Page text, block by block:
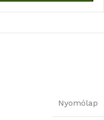
Nyomólap